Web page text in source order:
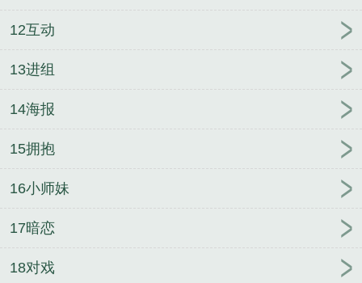
12互动
13进组
14海报
15拥抱
16小师妹
17暗恋
18对戏